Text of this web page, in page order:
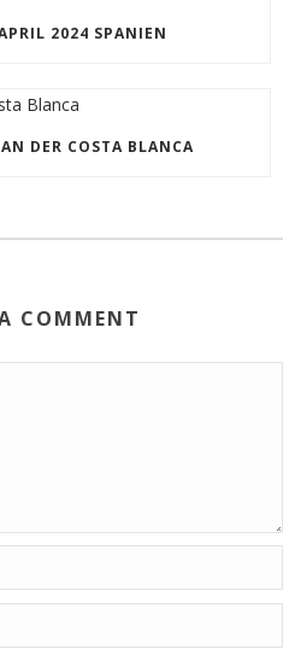
2024 SPANIEN
DER COSTA BLANCA
COMMENT